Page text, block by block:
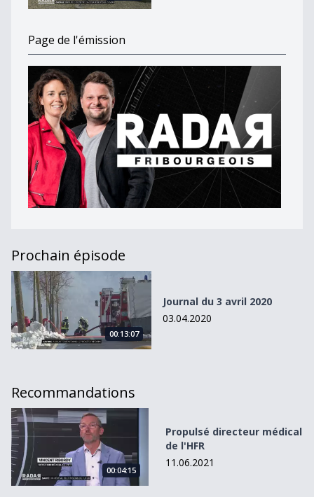
Page de l'émission
Prochain épisode
Journal du 3 avril 2020
00:13:07
Journal du 3 avril 2020
03.04.2020
Recommandations
Propulsé directeur médical de l&#039;HFR
00:04:15
Propulsé directeur médical
de l'HFR
11.06.2021